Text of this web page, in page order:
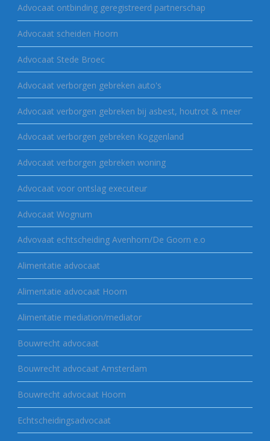
Advocaat ontbinding geregistreerd partnerschap
Advocaat scheiden Hoorn
Advocaat Stede Broec
Advocaat verborgen gebreken auto's
Advocaat verborgen gebreken bij asbest, houtrot & meer
Advocaat verborgen gebreken Koggenland
Advocaat verborgen gebreken woning
Advocaat voor ontslag executeur
Advocaat Wognum
Advovaat echtscheiding Avenhorn/De Goorn e.o
Alimentatie advocaat
Alimentatie advocaat Hoorn
Alimentatie mediation/mediator
Bouwrecht advocaat
Bouwrecht advocaat Amsterdam
Bouwrecht advocaat Hoorn
Echtscheidingsadvocaat